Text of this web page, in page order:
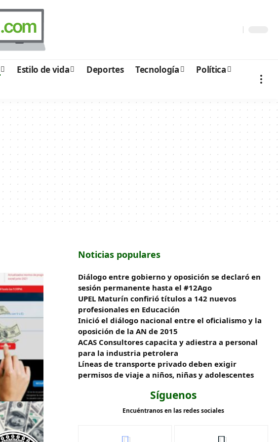
Estilo de vida Deportes Tecnología
Política
Noticias populares
Diálogo entre gobierno y oposición se declaró en
sesión permanente hasta el #12Ago
UPEL Maturín confirió títulos a 142 nuevos
profesionales en Educación
Inició el diálogo nacional entre el oficialismo y la
oposición de la AN de 2015
ACAS Consultores capacita y adiestra a personal
para la industria petrolera
Líneas de transporte privado deben exigir
permisos de viaje a niños, niñas y adolescentes
Síguenos
Encuéntranos en las redes sociales